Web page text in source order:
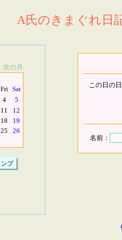
A氏のきまぐれ日
次の月
Fri Sat
4
5
11
12
18
19
25
26
この日の
名前：